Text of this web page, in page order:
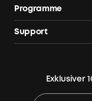
Balkonkraftwerk
Powerstation
Tragbare
Programme
Blog
Hot Deals
Support
Exklusiver